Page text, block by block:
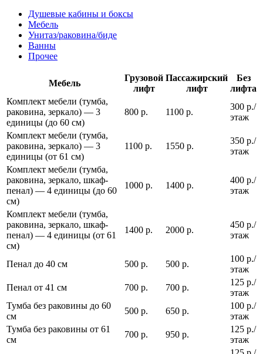
Душевые кабины и боксы
Мебель
Унитаз/раковина/биде
Ванны
Прочее
Мебель
Грузовой
лифт
Пассажирский
лифт
Без
лифта
Комплект мебели (тумба,
раковина, зеркало) — 3
единицы (до 60 см)
800 р. 1100 р.
300 р./
этаж
Комплект мебели (тумба,
раковина, зеркало) — 3
единицы (от 61 см)
1100 р. 1550 р.
350 р./
этаж
Комплект мебели (тумба,
раковина, зеркало, шкаф-
пенал) — 4 единицы (до 60
см)
1000 р. 1400 р.
400 р./
этаж
Комплект мебели (тумба,
раковина, зеркало, шкаф-
пенал) — 4 единицы (от 61
см)
1400 р. 2000 р.
450 р./
этаж
Пенал до 40 см 500 р. 500 р.
100 р./
этаж
Пенал от 41 см
700 р. 700 р.
125 р./
этаж
Тумба без раковины до 60
см
500 р. 650 р.
100 р./
этаж
Тумба без раковины от 61
см
700 р. 950 р.
125 р./
этаж